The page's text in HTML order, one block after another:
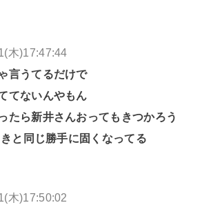
木)17:47:44
言うてるだけで
てないんやもん
たら新井さんおってもきつかろう
と同じ勝手に固くなってる
木)17:50:02